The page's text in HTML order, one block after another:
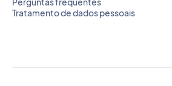
Tratamento de dados pessoais